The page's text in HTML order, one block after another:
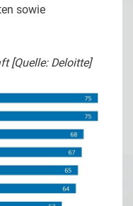
sowie
[Quelle: Deloitte]